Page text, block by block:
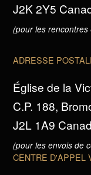
J2K 2Y5
(pour les rencontres
ADRESSE
Église de la
C.P. 188,
J2L 1A9
(pour les envois de
CENTRE D'APPEL